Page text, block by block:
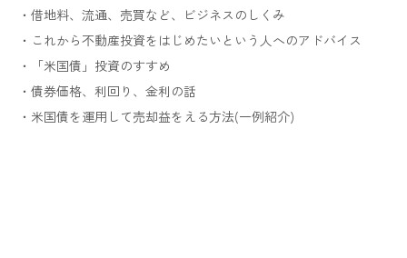
・借地料、流通、売買など、ビジネスのしくみ
・これから不動産投資をはじめたいという人へのアドバイス
・「米国債」投資のすすめ
・債券価格、利回り、金利の話
・米国債を運用して売却益をえる方法(一例紹介)